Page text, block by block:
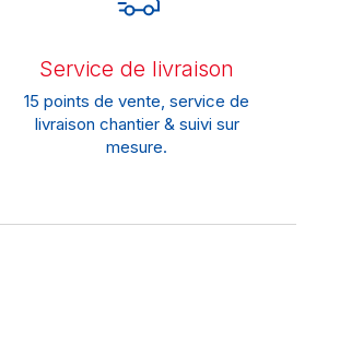
Service de livraison
15 points de vente, service de
livraison chantier & suivi sur
mesure.